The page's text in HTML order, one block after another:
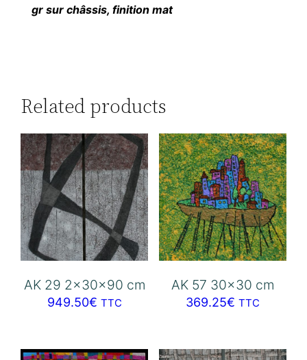
gr sur châssis, finition mat
Related products
AK 29 2x30x90 cm
949.50€ TTC
AK 57 30×30 cm
369.25€ TTC